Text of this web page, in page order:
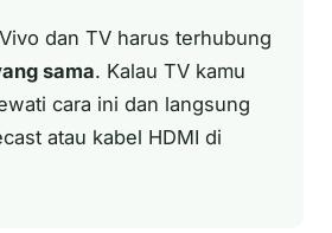
dan TV harus terhubung
sama. Kalau TV kamu
cara ini dan langsung
atau kabel HDMI di